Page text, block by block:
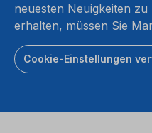
neuesten Neuigkeiten
erhalten, müssen Sie
Cookie-Einstellungen